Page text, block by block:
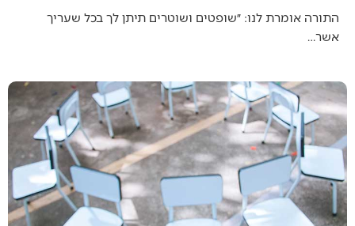
התורה אומרת לנו: ״שופטים ושוטרים תיתן לך בכל שעריך
אשר…